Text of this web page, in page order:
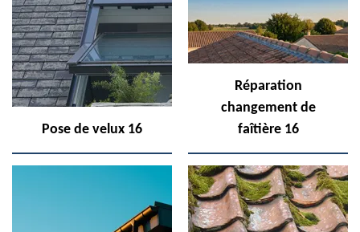
Pose de velux 16
Réparation
changement de
faîtière 16